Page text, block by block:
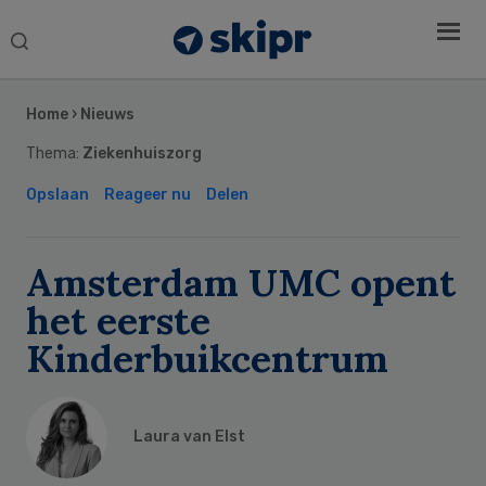
Search
Home › Nieuws
Thema: Ziekenhuiszorg
Opslaan Reageer nu Delen
Amsterdam UMC opent
het eerste
Kinderbuikcentrum
Laura van Elst
Sidebar